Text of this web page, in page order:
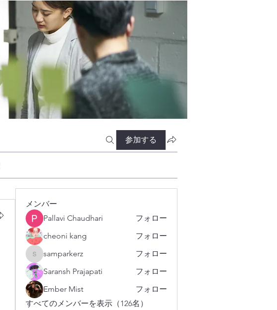
参加する
メンバー
Pallavi Chaudhari
フォロー
cheoni kang
フォロー
samparkerz
samparkerz
フォロー
Saransh Prajapati
フォロー
Ember Mist
フォロー
すべてのメンバーを表示（126名）